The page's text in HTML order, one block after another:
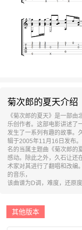
菊次郎的夏天介绍
《菊次郎的夏天》是一部
乐创作者。这部电影讲述了
发生了一系列有趣的故事。
辑于2005年11月16日发布
名的当属主题曲《菊次郎的
感动。除此之外，久石让还
术家对其进行了翻唱和改编
的音乐，
该曲谱为D调，难度，还原
其他版本